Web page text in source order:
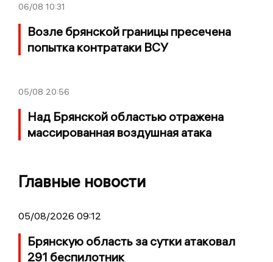
06/08 10:31
Возле брянской границы пресечена
попытка контратаки ВСУ
05/08 20:56
Над Брянской областью отражена
массированная воздушная атака
Главные новости
05/08/2026 09:12
Брянскую область за сутки атаковал
291 беспилотник